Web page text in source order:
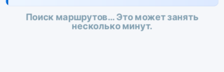
Поиск маршрутов… Это может занять
несколько минут.